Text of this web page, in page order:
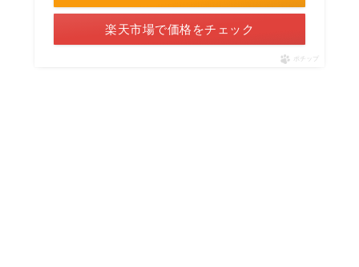
楽天市場で価格をチェック
ポチップ